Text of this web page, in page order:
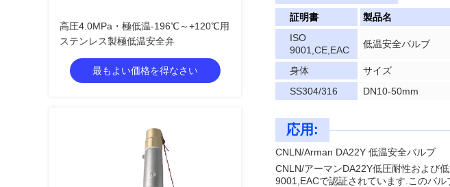
高圧4.0MPa・極低温-196℃～+120℃用
ステンレス製極低温安全弁
最もよい価格を得なさい
証明書 製品名
ISO
9001,CE,EAC
低温安全バルブ
身体 サイズ
SS304/316
DN10-50mm
応用:
CNLN/Arman DA22Y 低温安全バルブ
CNLN/アーマンDA22Y低圧耐性および
9001,EACで認証されています.このバ